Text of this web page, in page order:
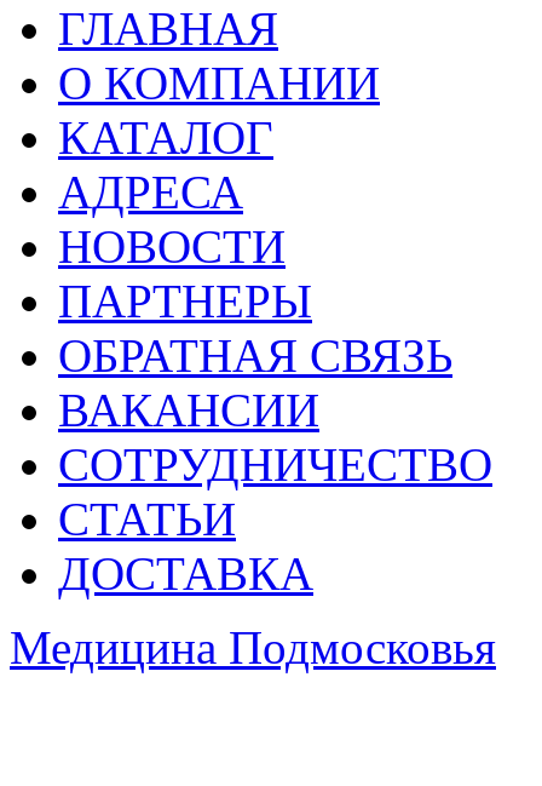
ГЛАВНАЯ
О КОМПАНИИ
КАТАЛОГ
АДРЕСА
НОВОСТИ
ПАРТНЕРЫ
ОБРАТНАЯ СВЯЗЬ
ВАКАНСИИ
СОТРУДНИЧЕСТВО
СТАТЬИ
ДОСТАВКА
Медицина Подмосковья